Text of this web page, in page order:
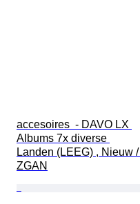
accesoires  - DAVO LX
Albums 7x diverse
Landen (LEEG) , Nieuw /
ZGAN